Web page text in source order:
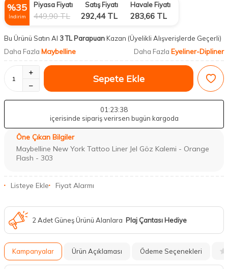
%35
İndirim
Piyasa Fiyatı
449,90TL
Satış Fiyatı
292,44TL
Havale Fiyatı
283,66 TL
Bu Ürünü Satın Al 3 TL ParapuanKazan (Üyelikli Alışverişlerde Geçerli)
Daha Fazla Maybelline Daha Fazla Eyeliner-Dipliner
Sepete Ekle
01:23:37
içerisinde sipariş verirsen bugün kargoda
Öne Çıkan Bilgiler
Maybelline New York Tattoo Liner Jel Göz Kalemi - Orange
Flash - 303
Listeye Ekle Fiyat Alarmı
2 Adet Güneş Ürünü Alanlara Plaj Çantası Hediye
Kampanyalar Ürün Açıklaması Ödeme Seçenekleri